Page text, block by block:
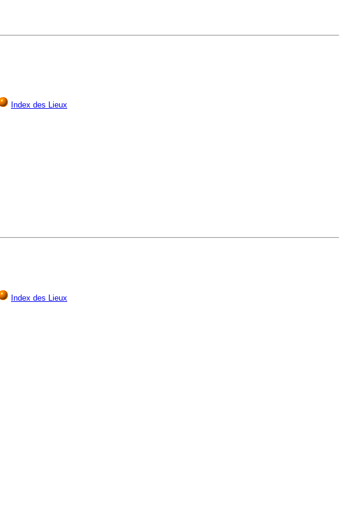
Index des Lieux
Index des Lieux